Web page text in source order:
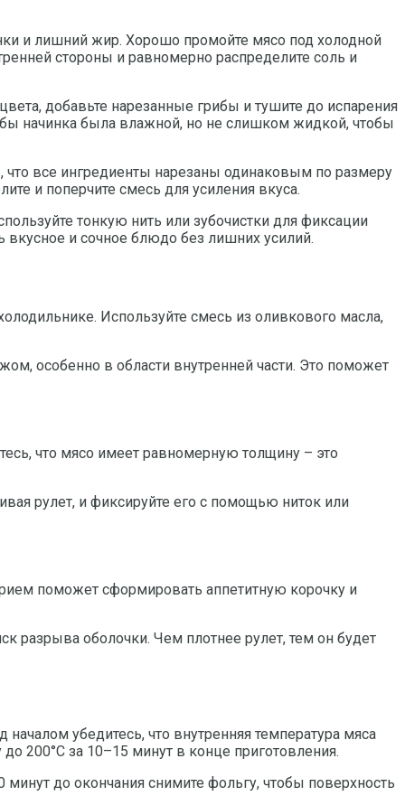
и лишний жир. Хорошо промойте мясо под холодной
стороны и равномерно распределите соль и
добавьте нарезанные грибы и тушите до испарения
начинка была влажной, но не слишком жидкой, чтобы
что все ингредиенты нарезаны одинаковым по размеру
и поперчите смесь для усиления вкуса.
тонкую нить или зубочистки для фиксации
вкусное и сочное блюдо без лишних усилий.
Используйте смесь из оливкового масла,
особенно в области внутренней части. Это поможет
что мясо имеет равномерную толщину – это
рулет, и фиксируйте его с помощью ниток или
поможет сформировать аппетитную корочку и
разрыва оболочки. Чем плотнее рулет, тем он будет
убедитесь, что внутренняя температура мяса
200°C за 10–15 минут в конце приготовления.
до окончания снимите фольгу, чтобы поверхность